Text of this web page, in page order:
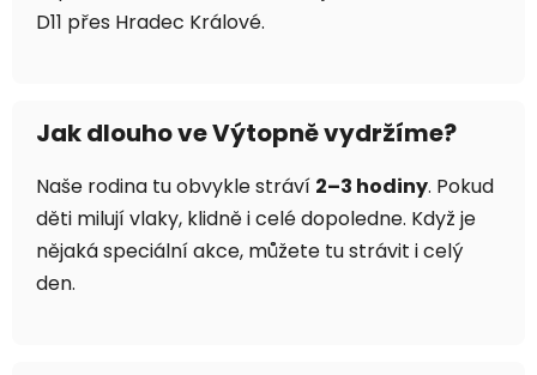
D11 přes Hradec Králové.
Jak dlouho ve Výtopně vydržíme?
Naše rodina tu obvykle stráví 2–3 hodiny. Pokud
děti milují vlaky, klidně i celé dopoledne. Když je
nějaká speciální akce, můžete tu strávit i celý
den.